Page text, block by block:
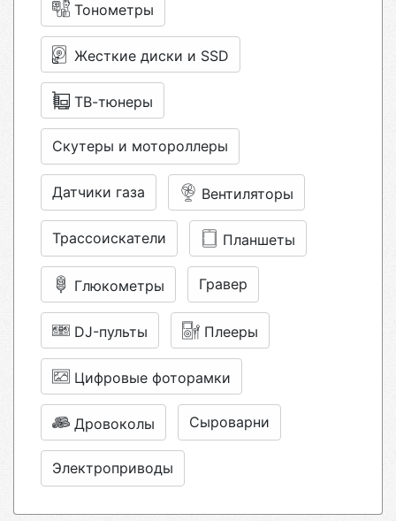
Тонометры
Жесткие диски и SSD
ТВ-тюнеры
Скутеры и мотороллеры
Датчики газа Вентиляторы
Трассоискатели Планшеты
Глюкометры Гравер
DJ-пульты Плееры
Цифровые фоторамки
Дровоколы Сыроварни
Электроприводы